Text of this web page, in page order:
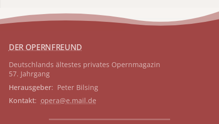
DER OPERNFREUND
Deutschlands ältestes privates Opernmagazin
57. Jahrgang
Herausgeber: Peter Bilsing
Kontakt: opera@e.mail.de